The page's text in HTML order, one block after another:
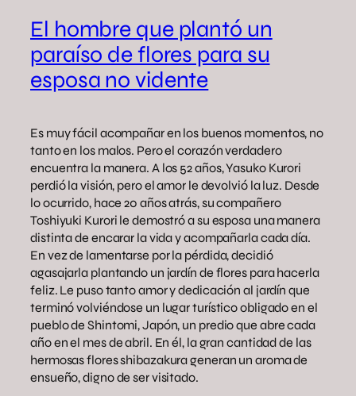
El hombre que plantó un
paraíso de flores para su
esposa no vidente
Es muy fácil acompañar en los buenos momentos, no
tanto en los malos. Pero el corazón verdadero
encuentra la manera. A los 52 años, Yasuko Kurori
perdió la visión, pero el amor le devolvió la luz. Desde
lo ocurrido, hace 20 años atrás, su compañero
Toshiyuki Kurori le demostró a su esposa una manera
distinta de encarar la vida y acompañarla cada día.
En vez de lamentarse por la pérdida, decidió
agasajarla plantando un jardín de flores para hacerla
feliz. Le puso tanto amor y dedicación al jardín que
terminó volviéndose un lugar turístico obligado en el
pueblo de Shintomi, Japón, un predio que abre cada
año en el mes de abril. En él, la gran cantidad de las
hermosas flores shibazakura generan un aroma de
ensueño, digno de ser visitado.